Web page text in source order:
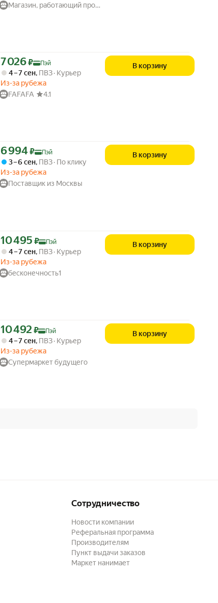
Магазин, работающий против течения
Цена с картой Яндекс Пэй 7026 ₽ вместо
7 026₽ Пэй
4 – 7 сен, ПВЗ Курьер
Из-за рубежа
FAFAFA
4.1
В корзину
Цена с картой Яндекс Пэй 6994 ₽ вместо
6 994 ₽ Пэй
3 – 6 сен, ПВЗ По клику
Из-за рубежа
Поставщик из Москвы
В корзину
Цена с картой Яндекс Пэй 10495 ₽ вместо
10 495 ₽ Пэй
4 – 7 сен, ПВЗ Курьер
Из-за рубежа
бесконечность1
В корзину
Цена с картой Яндекс Пэй 10492 ₽ вместо
10 492 ₽ Пэй
4 – 7 сен, ПВЗ Курьер
Из-за рубежа
Супермаркет будущего
В корзину
Сотрудничество
Новости компании
Реферальная программа
Производителям
Пункт выдачи заказов
Маркет нанимает